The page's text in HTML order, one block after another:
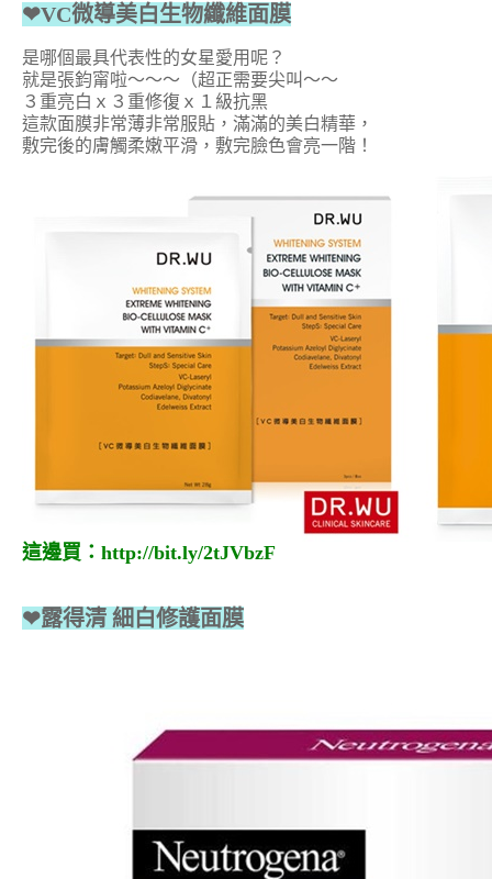
❤VC微導美白生物纖維面膜
是哪個最具代表性的女星愛用呢？
就是張鈞甯啦～～～（超正需要尖叫～～
３重亮白ｘ３重修復ｘ１級抗黑
這款面膜非常薄非常服貼，滿滿的美白精華，
敷完後的膚觸柔嫩平滑，敷完臉色會亮一階！
這邊買： http://bit.ly/2tJVbzF
❤露得清 細白修護面膜